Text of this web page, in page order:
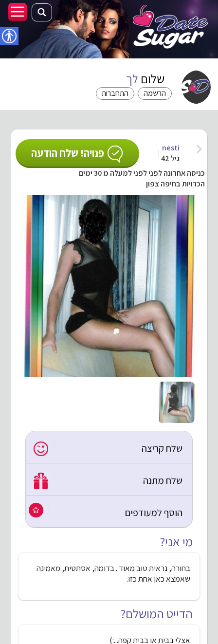
שלום לך
התחברות הרשמה
פנויה! שלח הודעה
nesti
גיל 42
כניסה אחרונה לפני לפני למעלה מ 30 ימים
הכרויות בחיפה צפון
שלח קריצה
שלח מתנה
הוסף למעודפים
מי אני?
בחורה, נראית טוב מאוד...בדומה, אסתטית, מאמינה
שאמצא כאן אחת כזו.
הדייט המושלם?
אצלי בבית או בבית קפה...:)